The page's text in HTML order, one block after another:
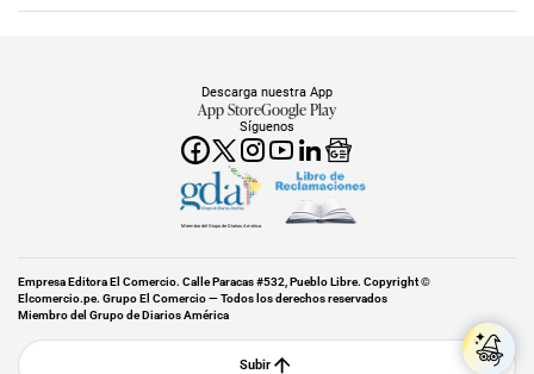
Síguenos
Descarga nuestra App
App StoreGoogle Play
Miembro del Grupo de Diarios América
Empresa Editora El Comercio. Calle Paracas #532, Pueblo Libre. Copyright ©
Elcomercio.pe. Grupo El Comercio — Todos los derechos reservados
Miembro del Grupo de Diarios América
Subir